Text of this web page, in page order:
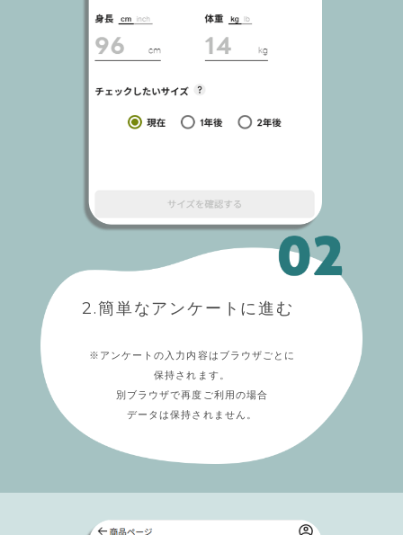
2.簡単なアンケートに進む
※アンケートの入力内容はブラウザごとに
保持されます。
別ブラウザで再度ご利用の場合
データは保持されません。